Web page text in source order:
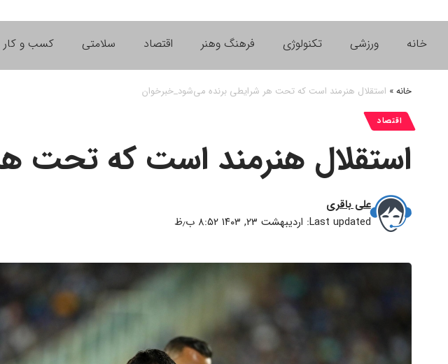
خانه ورزشی تکنولوژی فرهنگ وهنر اقتصاد سلامتی کسب و کار
خانه» استقلال هنرمند است که تحت هر شرایطی برنده می‌شود_خبرخوان
اقتصاد
استقلال هنرمند است که تحت
Last updated: اردیبهشت ۲۳, ۱۴۰۳ ۸:۵۲ ب٫ظ
علی باقری